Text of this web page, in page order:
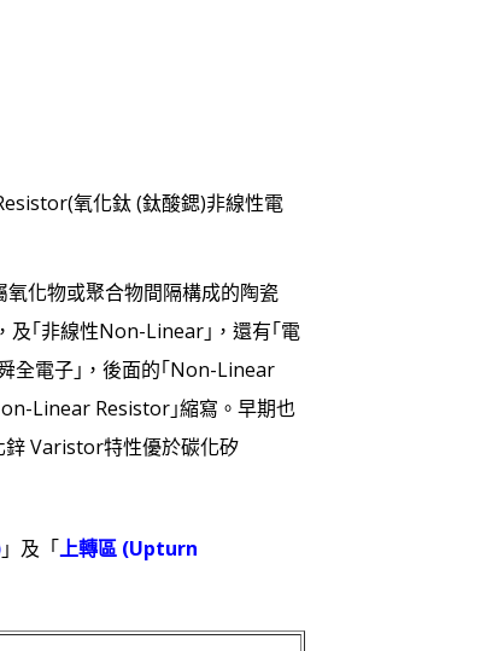
氧化鈦 (鈦酸鍶)非線性電
化物或聚合物間隔構成的陶瓷
及｢非線性Non-Linear｣，還有｢電
全電子｣，後面的｢Non-Linear
Linear Resistor｣縮寫。早期也
鋅 Varistor特性優於碳化矽
」及「上轉區 (Upturn